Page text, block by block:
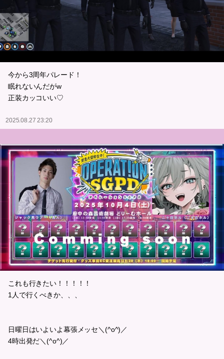
今から3周年パレード！
眠れないんだがw
正装カッコいい♡
2025.08.27 23:20
これも行きたい！！！！！
1人で行くべきか、、、
日曜日はいよいよ幕張メッセ＼(^o^)／
4時出発だ＼(^o^)／